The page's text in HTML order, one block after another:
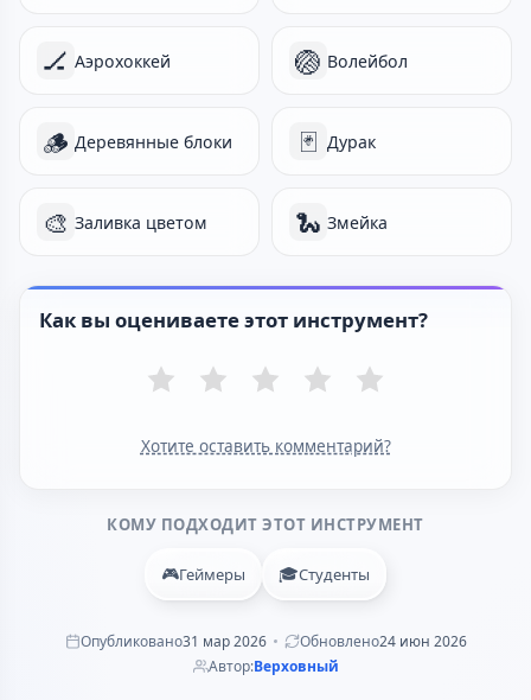
🏒 Аэрохоккей 🏐 Волейбол
🪵 Деревянные блоки 🃏 Дурак
🎨 Заливка цветом 🐍 Змейка
Как вы оцениваете этот инструмент?
Хотите оставить комментарий?
КОМУ ПОДХОДИТ ЭТОТ ИНСТРУМЕНТ
🎮Геймеры 🎓Студенты
Опубликовано31 мар 2026 Обновлено24 июн 2026
Автор:Верховный